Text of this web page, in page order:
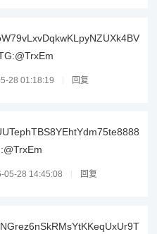
28 01:18:19 回复
05-28 14:45:08 回复